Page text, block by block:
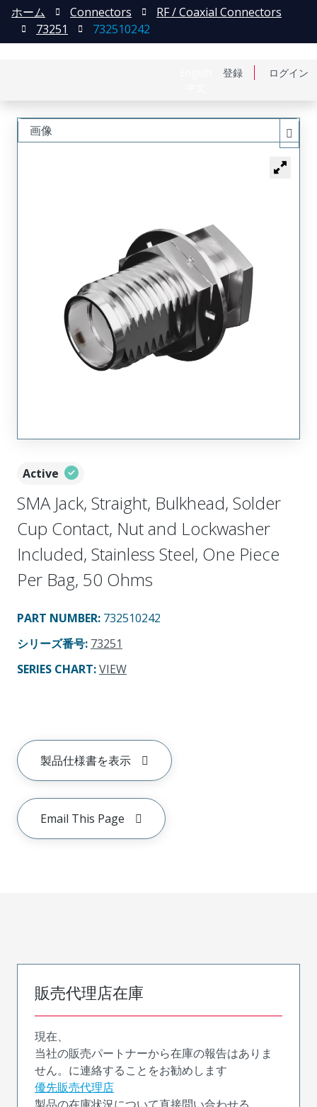
登録 ログイン
ホーム Connectors
RF / Coaxial Connectors
73251
732510242
Active
SMA Jack, Straight, Bulkhead, Solder
Cup Contact, Nut and Lockwasher
Included, Stainless Steel, One Piece
Per Bag, 50 Ohms
PART NUMBER: 732510242
シリーズ番号: 73251
SERIES CHART:VIEW
製品仕様書を表示
Email This Page
画像
販売代理店在庫
現在、
当社の販売パートナーから在庫の報告はありま
せん。に連絡することをお勧めします
優先販売代理店